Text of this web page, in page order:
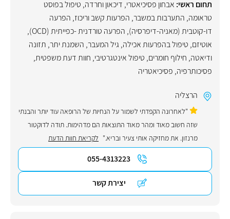
תחום ראשי: אבחון פסיכיאטרי, דיכאון וחרדה, טיפול בפוסט
טראומה, התערבות במשבר, הפרעות קשב וריכוז, הפרעה
דו-קוטבית (מאניה-דיפרסיה), הפרעה טורדנית -כפייתית (OCD)
,
אוטיזם, טיפול בהפרעות אכילה, גיל המעבר, השמנת יתר, תזונה
ודיאטה, חילוף חומרים, טיפול אינטגרטיבי, חוות דעת משפטית,
פסיכותרפיה, פסיכיאטריה
הרצליה
"לאחרונה הקפדתי לשמור על הנחיות של הרופאה עוד יותר והבנתי
שזה חשוב מאוד ומהר מאוד התוצאות הם מדהימות. תודה לדוקטור
מרנזון. את מחזיקה אותי צעיר ובריא." לקריאת חוות הדעת
055-4313223
יצירת קשר